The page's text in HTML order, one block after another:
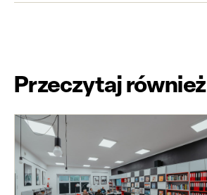
Przeczytaj również